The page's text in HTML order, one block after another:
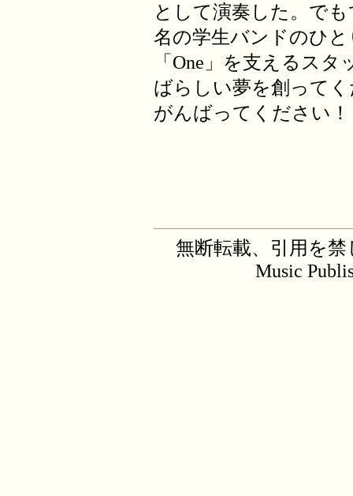
として演奏した。で
名の学生バンドのひ
「One」を支えるス
ばらしい夢を創って
がんばってください！
無断転載、引用を禁
Music